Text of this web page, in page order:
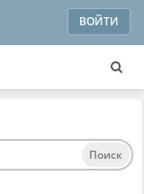
ВОЙТИ
Поиск